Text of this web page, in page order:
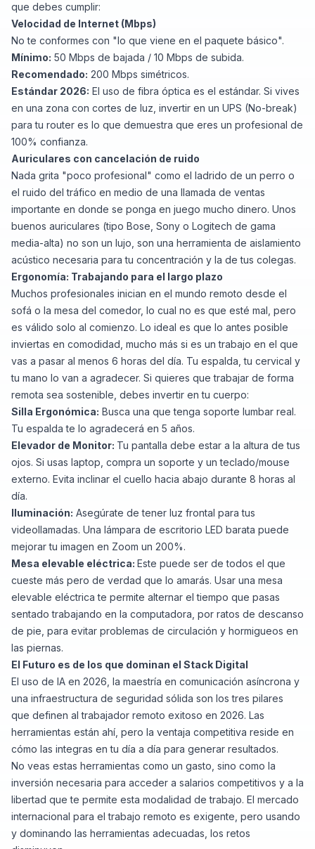
que debes cumplir:
Velocidad de Internet (Mbps)
No te conformes con "lo que viene en el paquete básico".
Mínimo: 50 Mbps de bajada / 10 Mbps de subida.
Recomendado: 200 Mbps simétricos.
Estándar 2026: El uso de fibra óptica es el estándar. Si vives
en una zona con cortes de luz, invertir en un UPS (No-break)
para tu router es lo que demuestra que eres un profesional de
100% confianza.
Auriculares con cancelación de ruido
Nada grita "poco profesional" como el ladrido de un perro o
el ruido del tráfico en medio de una llamada de ventas
importante en donde se ponga en juego mucho dinero. Unos
buenos auriculares (tipo Bose, Sony o Logitech de gama
media-alta) no son un lujo, son una herramienta de aislamiento
acústico necesaria para tu concentración y la de tus colegas.
Ergonomía: Trabajando para el largo plazo
Muchos profesionales inician en el mundo remoto desde el
sofá o la mesa del comedor, lo cual no es que esté mal, pero
es válido solo al comienzo. Lo ideal es que lo antes posible
inviertas en comodidad, mucho más si es un trabajo en el que
vas a pasar al menos 6 horas del día. Tu espalda, tu cervical y
tu mano lo van a agradecer. Si quieres que trabajar de forma
remota sea sostenible, debes invertir en tu cuerpo:
Silla Ergonómica: Busca una que tenga soporte lumbar real.
Tu espalda te lo agradecerá en 5 años.
Elevador de Monitor: Tu pantalla debe estar a la altura de tus
ojos. Si usas laptop, compra un soporte y un teclado/mouse
externo. Evita inclinar el cuello hacia abajo durante 8 horas al
día.
Iluminación: Asegúrate de tener luz frontal para tus
videollamadas. Una lámpara de escritorio LED barata puede
mejorar tu imagen en Zoom un 200%.
Mesa elevable eléctrica: Este puede ser de todos el que
cueste más pero de verdad que lo amarás. Usar una mesa
elevable eléctrica te permite alternar el tiempo que pasas
sentado trabajando en la computadora, por ratos de descanso
de pie, para evitar problemas de circulación y hormigueos en
las piernas.
El Futuro es de los que dominan el Stack Digital
El uso de IA en 2026, la maestría en comunicación asíncrona y
una infraestructura de seguridad sólida son los tres pilares
que definen al trabajador remoto exitoso en 2026. Las
herramientas están ahí, pero la ventaja competitiva reside en
cómo las integras en tu día a día para generar resultados.
No veas estas herramientas como un gasto, sino como la
inversión necesaria para acceder a salarios competitivos y a la
libertad que te permite esta modalidad de trabajo. El mercado
internacional para el trabajo remoto es exigente, pero usando
y dominando las herramientas adecuadas, los retos